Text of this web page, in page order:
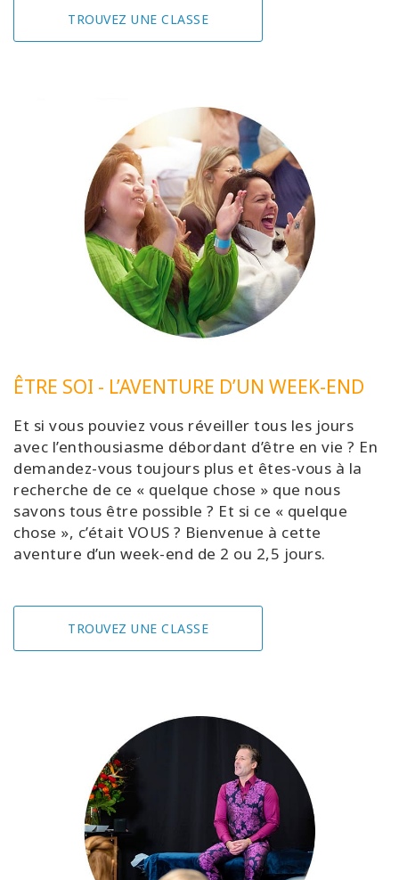
TROUVEZ UNE CLASSE
ÊTRE SOI - L’AVENTURE D’UN WEEK-END
Et si vous pouviez vous réveiller tous les jours
avec l’enthousiasme débordant d’être en vie ? En
demandez-vous toujours plus et êtes-vous à la
recherche de ce « quelque chose » que nous
savons tous être possible ? Et si ce « quelque
chose », c’était VOUS ? Bienvenue à cette
aventure d’un week-end de 2 ou 2,5 jours.
TROUVEZ UNE CLASSE